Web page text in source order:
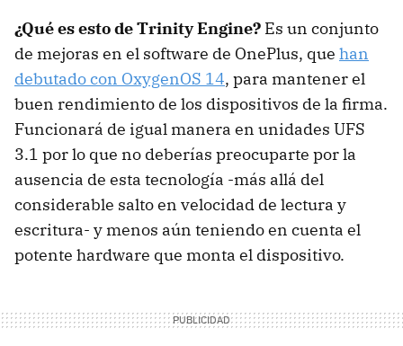
¿Qué es esto de Trinity Engine? Es un conjunto
de mejoras en el software de OnePlus, que han
debutado con OxygenOS 14, para mantener el
buen rendimiento de los dispositivos de la firma.
Funcionará de igual manera en unidades UFS
3.1 por lo que no deberías preocuparte por la
ausencia de esta tecnología -más allá del
considerable salto en velocidad de lectura y
escritura- y menos aún teniendo en cuenta el
potente hardware que monta el dispositivo.